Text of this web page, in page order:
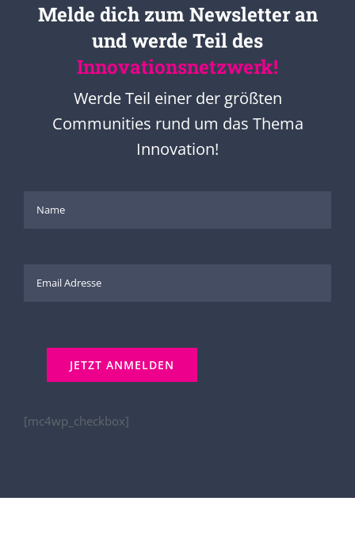
Melde dich zum Newsletter an
und werde Teil des
Innovationsnetzwerk!
Werde Teil einer der größten
Communities rund um das Thema
Innovation!
[mc4wp_checkbox]